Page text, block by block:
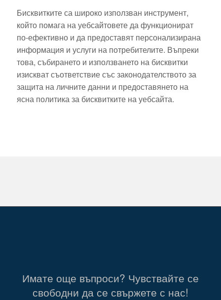
Бисквитките са широко използван инструмент,
който помага на уебсайтовете да функционират
по-ефективно и да предоставят персонализирана
информация и услуги на потребителите. Въпреки
това, събирането и използването на бисквитки
изискват съответствие със законодателството за
защита на личните данни и предоставянето на
ясна политика за бисквитките на уебсайта.
Имате още въпроси? Чувствайте се
свободни да се свържете с нас!